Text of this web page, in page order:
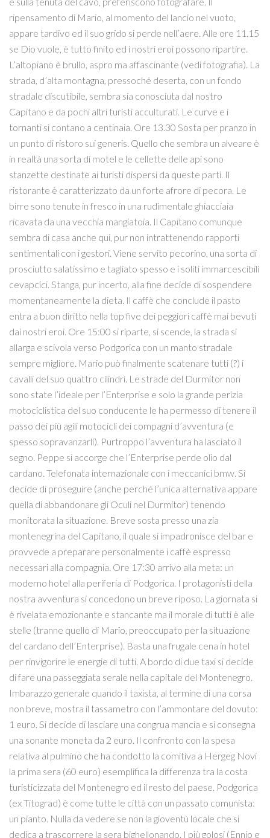
ripensamento di Mario, al momento del lancio nel vuoto,
appare tardivo ed il suo grido si perde nell’aere. Alle ore 11.15
se Dio vuole, è tutto finito ed i nostri eroi possono ripartire.
L’altopiano è brullo, aspro ma affascinante (vedi fotografia). La
strada, d’alta montagna, pressoché deserta, con un fondo
stradale discutibile, sembra sia conosciuta dal nostro
Capitano e da pochi altri turisti acculturati. Le curve e i
tornanti si contano a centinaia. Ore 13.30 Sosta per pranzo in
un punto di ristoro sui generis. Quello che sembra un alveare è
in realtà una sorta di motel e le cellette delle api sono
stanzette destinate ai turisti dispersi da queste parti. Il
ristorante è caratterizzato da un forte afrore di pecora. Le
birre sono tenute in fresco in una rudimentale ghiacciaia
ricavata da una vecchia mangiatoia. Il Capitano comunque
sembra di casa anche qui, pur non intrattenendo rapporti
sentimentali con i gestori. Viene servito pecorino, una sorta di
prosciutto salatissimo e tagliato spesso e i soliti immarcescibili
cevapcici. Stanga, pur incerto, alla fine decide di sospendere
momentaneamente la dieta. Il caffè che conclude il pasto
entra a buon diritto nella top five dei peggiori caffè mai bevuti
dai nostri eroi. Ore 15:00 si riparte, si scende, la strada si
allarga e scivola verso Podgorica con un manto stradale
sempre migliore. Mario può finalmente scatenare tutti (?) i
cavalli del suo quattro cilindri. Le strade del Durmitor non
sono state l’ideale per l’Enterprise e solo la grande perizia
motociclistica del suo conducente le ha permesso di tenere il
passo dei più agili motocicli dei compagni d’avventura (e
spesso sopravanzarli). Purtroppo l’avventura ha lasciato il
segno. Peppe si accorge che l’Enterprise perde olio dal
cardano. Telefonata internazionale con i meccanici bmw. Si
decide di proseguire (anche perché l’unica alternativa appare
quella di abbandonare gli Oculi nel Durmitor) tenendo
monitorata la situazione. Breve sosta presso una zia
montenegrina del Capitano, il quale si impadronisce del bar e
provvede a preparare personalmente i caffè espresso
necessari alla compagnia. Ore 17:30 arrivo alla meta: un
moderno hotel alla periferia di Podgorica. I protagonisti della
nostra avventura si concedono un breve riposo. La giornata si
è rivelata emozionante e stancante ma il morale di tutti è alle
stelle (tranne quello di Mario, preoccupato per la situazione
del cardano dell’Enterprise). Basta una frugale cena in hotel
per rinvigorire le energie di tutti. A bordo di due taxi si decide
di fare una passeggiata serale nella capitale del Montenegro.
Imbarazzo generale quando il taxista, al termine di una corsa
non breve, mostra il tassametro con l’ammontare del dovuto:
1 euro. Si decide di lasciare una congrua mancia e si consegna
una sonante moneta da 2 euro. Il confronto con la spesa
relativa al pulmino che ha condotto la comitiva a Hergeg Novi
la prima sera (60 euro) esemplifica la differenza tra la costa
turisticizzata del Montenegro ed il resto del paese. Podgorica
(ex Titograd) è come tutte le città con un passato comunista:
un pianto. Nulla da vedere se non la gioventù locale che si
dedica a trascorrere la sera bighellonando. I più golosi (Ennio e